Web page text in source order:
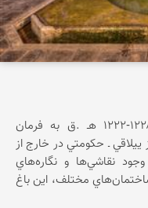
قصر يا باغ نگارستان بين سال‌هاي ۱۲۲۸-۱۲۲۲ هـ .ق به فرمان
ـ حکومتي در خارج از
نقاشي‌ها و نگاره‌هاي
مختلف، اين باغ